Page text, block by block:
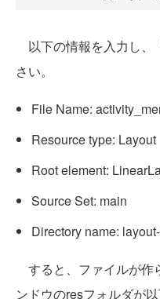
以下の情報を入力し、
さい。
File Name:
Resource type: Layout
Root element:
Source Set: main
Directory name:
すると、ファイルが作
ンドウのresフォルダが